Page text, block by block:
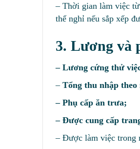
– Thời gian làm việc
thể nghỉ nếu sắp xếp
3. Lương và
– Lương cứng thử
– Tổng thu nhập
– Phụ cấp ăn trưa;
– Được cung cấp
– Được làm việc trong